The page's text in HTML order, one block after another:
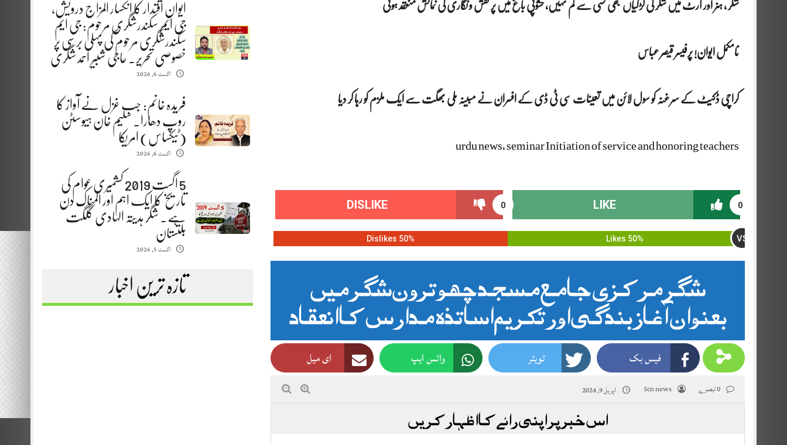
ایوانِ اقتدار کا انکسار المزاج درویش،
جی ایم سکندرشگری مرحوم: جی ایم
سکندرشگری مرحوم کی پہلی برسی پر
خصوصی تحریر. حاجی شبیر احمد شگری
اگست 6, 2026
فریدہ خانم: جب غزل نے آواز کا
روپ دھارا. سلیم خان ہیوسٹن
(ٹیکساس) امریکا
اگست 6, 2026
5 اگست 2019 کشمیری عوام کی
تاریخ کا ایک اہم اور المناک دن
ہے. شگر ہدیتہ الہادی گلگت
بلتستان
اگست 5, 2026
تازہ ترین اخبار
شگر ، ہنر اور آرٹ میں شگر کی لڑکیاں بھی کسی سے کم نہیں، حشوپی باغ میں پر نقش و نگاری کی نمائش منعقد ہوئی
نامکمل ایوان! پرفیسر قیصر عباس
کراچی ڈکیٹ کے سرغنہ کو سول لائن میں تعینات سی ٹی ڈی کے افسران نے مبینہ ملی بھگت سے ایک ملزم کو رہا کر دیا
urdu news, seminar Initiation of service and honoring teachers
0
LIKE
0
DISLIKE
50% Likes VS
50% Dislikes
شگر مرکزی جامع مسجد چھوترون شگر میں
بعنوان آغاز بندگی اور تکریم اساتذہ مدارس کا انعقاد
فیس بک ٹویٹر واٹس ایپ ای میل
5cn news اپریل 9, 2024
اس خبر پر اپنی رائے کا اظہار کریں